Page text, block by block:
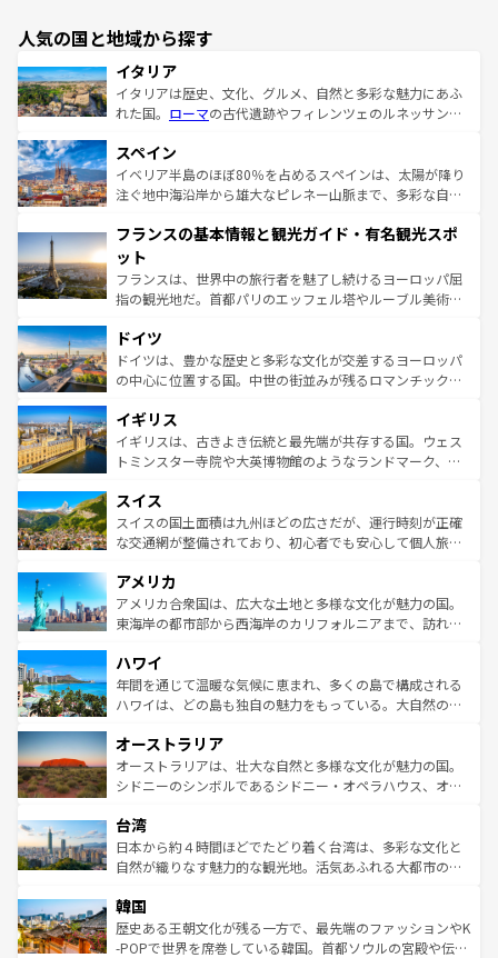
人気の国と地域から探す
イタリア
イタリアは歴史、文化、グルメ、自然と多彩な魅力にあふ
れた国。 ローマの古代遺跡やフィレンツェのルネッサンス
ろん、トスカーナの美しい田園風景やアマルフィ海岸の絶
景など、自然景観も見逃せない。観光の合間には、本場の
ピザやパスタなど、絶品のイタリア料理を堪能することも
ませてくれるイタリアで、忘れられない旅をしてみよう！
なお、新着のイタリア情報は
しい。
スペイン
イベリア半島のほぼ80％を占めるスペインは、太陽が降り
注ぐ地中海沿岸から雄大なピレネー山脈まで、多彩な自然
文化が根付くこの国では、情熱的なフラメンコ、熱気あふ
れる闘牛、そして美味しいタパスが生活の一部となってい
る。首都マドリードの洗練された雰囲気や、バルセロナの
アートに溢れた街角から、地方では古代ローマ遺跡や中世
せる。地方によって風土や気候が異なるスペインはその個
性で訪れる人を魅了する。 なお、新着のスペイン情報は コ
ンテンツ一覧を参照してほしい。
フランスの基本情報と観光ガイド・有名観光スポ
ット
フランスは、世界中の旅行者を魅了し続けるヨーロッパ屈
指の観光地だ。首都パリのエッフェル塔やルーブル美術館
で、幅広い魅力が詰まっている。華麗な宮殿、歴史的な大
聖堂、美しいビーチ、そして豊かな自然が、訪れる者を心
から魅了する。また、フランスは美食の国としても知ら
いる。シャンパンの発祥地であるランス、プロヴァンスの
香り高いラベンダー畑など、多彩な楽しみ方が可能だ。さ
らに、パリ以外の地域にも魅力が溢れており、どの街角に
れる地方に足を運ぶとそれぞれで全く異なる文化を体験で
きるだろう。 なお、新着のフランス情報はコンテンツ一覧
を参照してほしい。
ドイツ
ドイツは、豊かな歴史と多彩な文化が交差するヨーロッパ
の中心に位置する国。中世の街並みが残るロマンチック街
顔を持つこの国は、どこを歩いても飽きることがない。ベ
ルリンの文化的活気、バイエルン州のアルプスの絶景、そ
してライン川沿いのワイン畑といった風景は必見。ビール
は、お酒好きな人にはぜひ体験してほしい。 なお、新着の
ドイツ情報はコンテンツ一覧を参照してほしい。
イギリス
イギリスは、古きよき伝統と最先端が共存する国。ウェス
トミンスター寺院や大英博物館のようなランドマーク、歴
リアごとに異なる魅力がある。また、優雅なアフタヌーン
ティー、ビール好きにはたまらない英国パブ、サッカー観
戦など、本場だからこそできる体験も豊富。イギリスを旅
ンツ一覧を参照してほしい。
スイス
スイスの国土面積は九州ほどの広さだが、運行時刻が正確
な交通網が整備されており、初心者でも安心して個人旅行
の建物がそのまま残る町や、スイスならではのユニークな
博物館もあり、アルプス観光だけでなく町歩きも満喫する
ことができる。国民の所得が高いため物価も高いが、旅行
ば市内交通費無料で観光を楽しむこともできる。 なお、新
着のスイス情報はコンテンツ一覧 を参照してほしい。
アメリカ
アメリカ合衆国は、広大な土地と多様な文化が魅力の国。
東海岸の都市部から西海岸のカリフォルニアまで、訪れる
のような巨大都市は、観光、ショッピング、エンターテイ
ンメントが詰まった刺激的なスポットだ。一方、アメリカ
西部には大自然が広がり、グランドキャニオンやイエロー
部のニューオーリンズでは、音楽と美食が融合した独特の
文化が魅力。旅行者はアメリカの各地域で異なる魅力を楽
しみながら、その多様性と豊かな歴史を感じることができ
ならではの贅沢な旅のスタイルだ。 なお、新着のアメリカ
情報はコンテンツ一覧を参照してほしい。
ハワイ
年間を通じて温暖な気候に恵まれ、多くの島で構成される
ハワイは、どの島も独自の魅力をもっている。大自然の神
ワイ島は見逃せない。また、定番の観光地といえばオアフ
島だが、静かな自然を求めるならマウイ島やカウアイ島が
おすすめ。エメラルドグリーンに輝く海をはじめ、豊かな
れるおもてなしの心で訪れる人々を迎えてくれるハワイの
人々、おいしいローカルフードやハワイアンミュージッ
ク、伝統的なフラダンスなど、すべてがハワイの魅力を彩
ワイを、存分に味わってほしい。 なお、新着のハワイ情報
はコンテンツ一覧を参照してほしい。
オーストラリア
オーストラリアは、壮大な自然と多様な文化が魅力の国。
シドニーのシンボルであるシドニー・オペラハウス、オー
リアリーフや大陸中央部にそびえるウルル（エアーズロッ
ク）、タスマニアの美しい原生林やケアンズの熱帯雨林な
ど、見どころがたくさん。また、カフェやワイン、オージ
いる。アクティビティも充実しており、サーフィンやダイ
ビング、ハイキングなど、アウトドア好きにはたまらな
い。オーストラリアの多彩な魅力を存分に味わいつくそ
台湾
日本から約４時間ほどでたどり着く台湾は、多彩な文化と
自然が織りなす魅力的な観光地。活気あふれる大都市の台
ン）、静ひつな山岳地帯である台湾東部など、都市の喧騒
と山間の静けさが共存しており、訪れる人に新しい発見と
驚きをもたらしてくれる。また、奥深い台湾の食文化も魅
韓国
歴史ある王朝文化が残る一方で、最先端のファッションやK
-POPで世界を席巻している韓国。首都ソウルの宮殿や伝統